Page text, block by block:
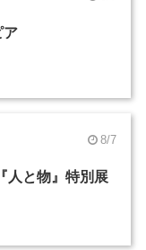
ア
8/7
人と物』特別展